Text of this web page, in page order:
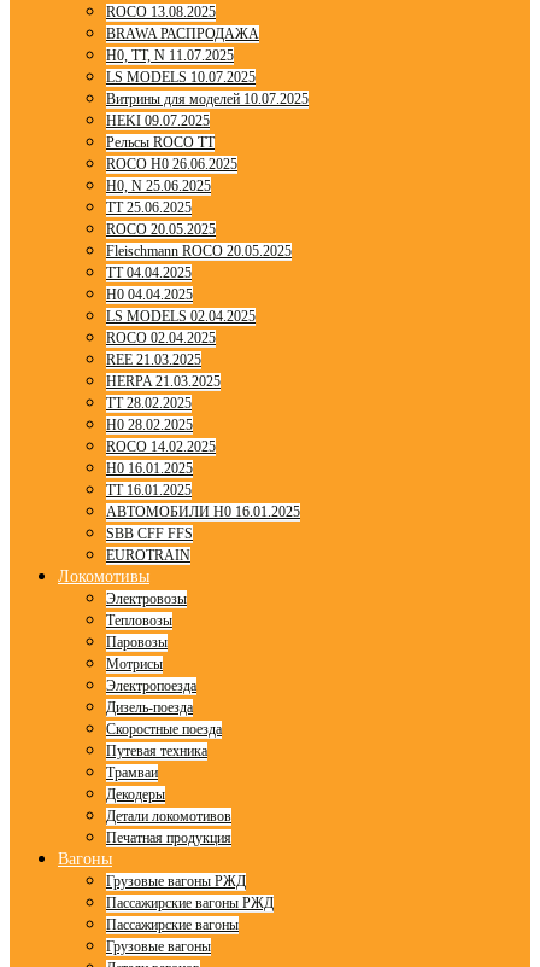
ROCO 13.08.2025
BRAWA РАСПРОДАЖА
H0, TT, N 11.07.2025
LS MODELS 10.07.2025
Витрины для моделей 10.07.2025
HEKI 09.07.2025
Рельсы ROCO TT
ROCO H0 26.06.2025
H0, N 25.06.2025
TT 25.06.2025
ROCO 20.05.2025
Fleischmann ROCO 20.05.2025
TT 04.04.2025
H0 04.04.2025
LS MODELS 02.04.2025
ROCO 02.04.2025
REE 21.03.2025
HERPA 21.03.2025
TT 28.02.2025
H0 28.02.2025
ROCO 14.02.2025
H0 16.01.2025
TT 16.01.2025
АВТОМОБИЛИ H0 16.01.2025
SBB CFF FFS
EUROTRAIN
Локомотивы
Электровозы
Тепловозы
Паровозы
Мотрисы
Электропоезда
Дизель-поезда
Скоростные поезда
Путевая техника
Трамваи
Декодеры
Детали локомотивов
Печатная продукция
Вагоны
Грузовые вагоны РЖД
Пассажирские вагоны РЖД
Пассажирские вагоны
Грузовые вагоны